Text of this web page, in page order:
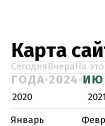
Карта
СегодняВчераНа
ГОДА 2024
2020 2021
Январь